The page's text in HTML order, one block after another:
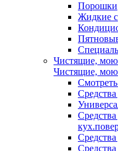
Порошки
Жидкие
Чистящие,
Чистящие,
Смотреть
Средства